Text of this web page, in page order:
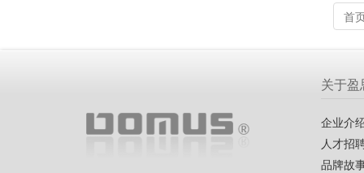
首
关于盈
企业介
人才招
品牌故